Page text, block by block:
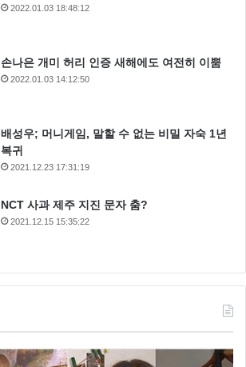
2022.01.03 18:48:12
손나은 개미 허리 인증 새해에도 여전히 이뿜
2022.01.03 14:12:50
배성우; 머니게임, 말할 수 없는 비밀 자숙 1년
복귀
2021.12.23 17:31:19
NCT 사과 제주 지진 문자 춤?
2021.12.15 15:35:22